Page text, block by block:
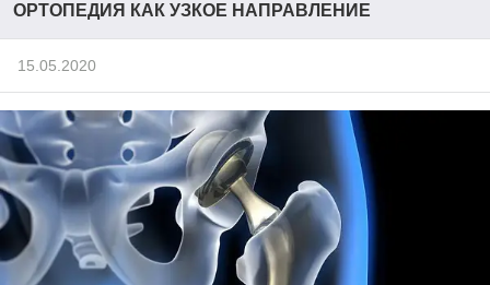
ОРТОПЕДИЯ КАК УЗКОЕ НАПРАВЛЕНИЕ
15.05.2020